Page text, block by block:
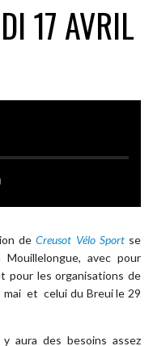
17 AVRIL
deCreusot Vélo Sportse
avec pour
pour les organisations de
mai et celui du Breui le 29
aura des besoins assez